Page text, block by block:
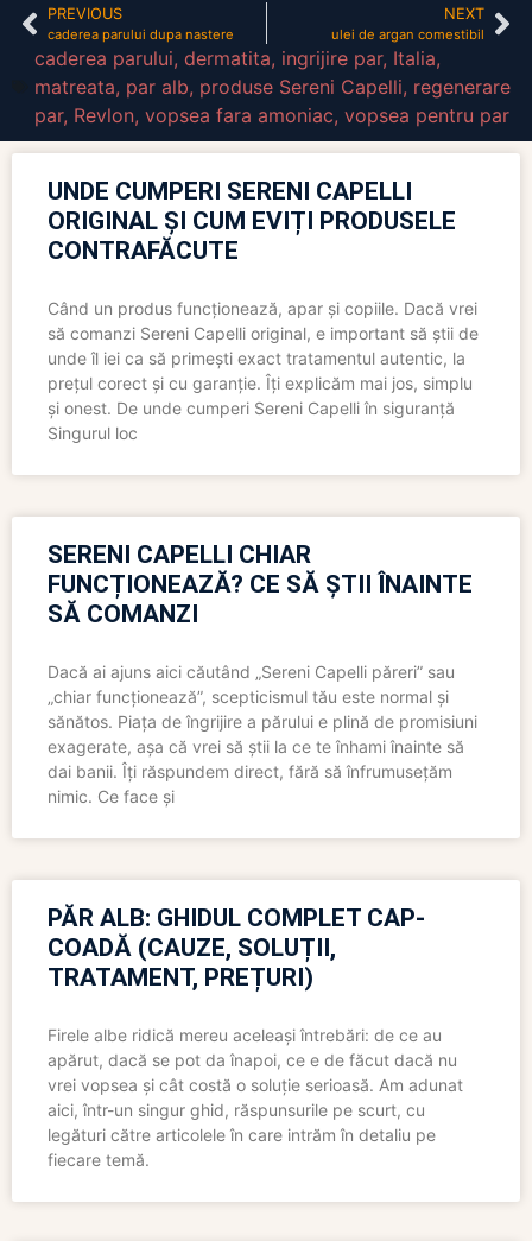
PREVIOUS
caderea parului dupa nastere
NEXT
ulei de argan comestibil
caderea parului, dermatita, ingrijire par, Italia,
matreata, par alb, produse Sereni Capelli, regenerare
par, Revlon, vopsea fara amoniac, vopsea pentru par
UNDE CUMPERI SERENI CAPELLI
ORIGINAL ȘI CUM EVIȚI PRODUSELE
CONTRAFĂCUTE
Când un produs funcționează, apar și copiile. Dacă vrei
să comanzi Sereni Capelli original, e important să știi de
unde îl iei ca să primești exact tratamentul autentic, la
prețul corect și cu garanție. Îți explicăm mai jos, simplu
și onest. De unde cumperi Sereni Capelli în siguranță
Singurul loc
SERENI CAPELLI CHIAR
FUNCȚIONEAZĂ? CE SĂ ȘTII ÎNAINTE
SĂ COMANZI
Dacă ai ajuns aici căutând „Sereni Capelli păreri” sau
„chiar funcționează”, scepticismul tău este normal și
sănătos. Piața de îngrijire a părului e plină de promisiuni
exagerate, așa că vrei să știi la ce te înhami înainte să
dai banii. Îți răspundem direct, fără să înfrumusețăm
nimic. Ce face și
PĂR ALB: GHIDUL COMPLET CAP-
COADĂ (CAUZE, SOLUȚII,
TRATAMENT, PREȚURI)
Firele albe ridică mereu aceleași întrebări: de ce au
apărut, dacă se pot da înapoi, ce e de făcut dacă nu
vrei vopsea și cât costă o soluție serioasă. Am adunat
aici, într-un singur ghid, răspunsurile pe scurt, cu
legături către articolele în care intrăm în detaliu pe
fiecare temă.